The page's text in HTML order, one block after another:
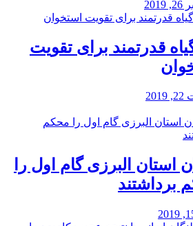
قدرتمند برای تقویت
استان البرزی گام اول را
برداشتند